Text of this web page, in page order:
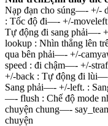
Nạp đạn cho súng—- +/-
: Tốc độ đi—- +/-
Tự động đi sang phải—-
lookup : Nhìn thẳng lên
qua bên phải—- +/-
speed : đi chậm—- +/-
+/-back : Tự động đi
Sang phải—- +/-left. :
—- flush : Chế độ mode
chuyện chung—-
chuyện